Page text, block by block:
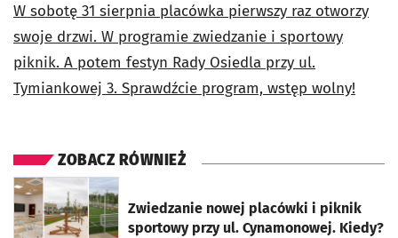
W sobotę 31 sierpnia placówka pierwszy raz otworzy
swoje drzwi. W programie zwiedzanie i sportowy
piknik. A potem festyn Rady Osiedla przy ul.
Tymiankowej 3. Sprawdźcie program, wstęp wolny!
ZOBACZ RÓWNIEŻ
Zwiedzanie nowej placówki i piknik
sportowy przy ul. Cynamonowej. Kiedy?
otworzy się w nowej karcie